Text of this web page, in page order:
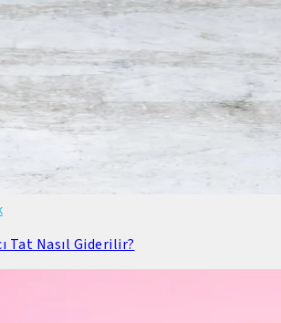
Tat Nasıl Giderilir?